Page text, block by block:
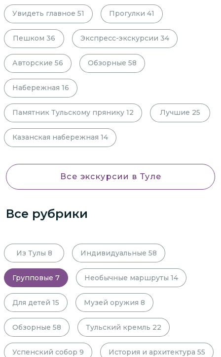
Увидеть главное 51 Прогулки 41
Пешком 36 Экспресс-экскурсии 34
Авторские 56 Обзорные 58
Набережная 16
Памятник Тульскому прянику 12 Лучшие 25
Казанская набережная 14
Все экскурсии в Туле
Все рубрики
Из Тулы 8 Индивидуальные 58
Групповые 7 Необычные маршруты 14
Для детей 15 Музей оружия 8
Обзорные 58 Тульский кремль 22
Успенский собор 9 История и архитектура 55